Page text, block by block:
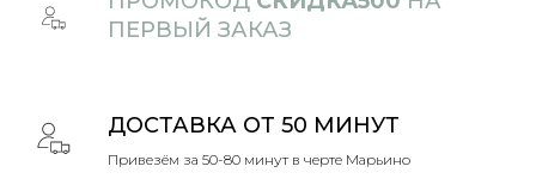
ПЕРВЫЙ ЗАКАЗ
ДОСТАВКА ОТ 50 МИНУТ
Привезём за 50-80 минут в черте Марьино